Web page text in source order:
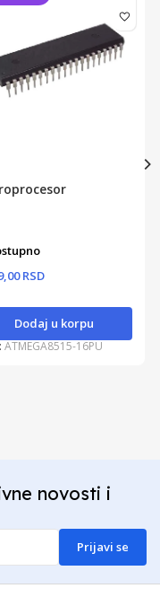
RSD
Dodaj u korpu
ATMEGA8515-16PU
novosti i
Prijavi se